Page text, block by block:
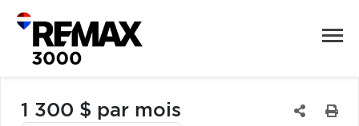
1 300 $ par mois